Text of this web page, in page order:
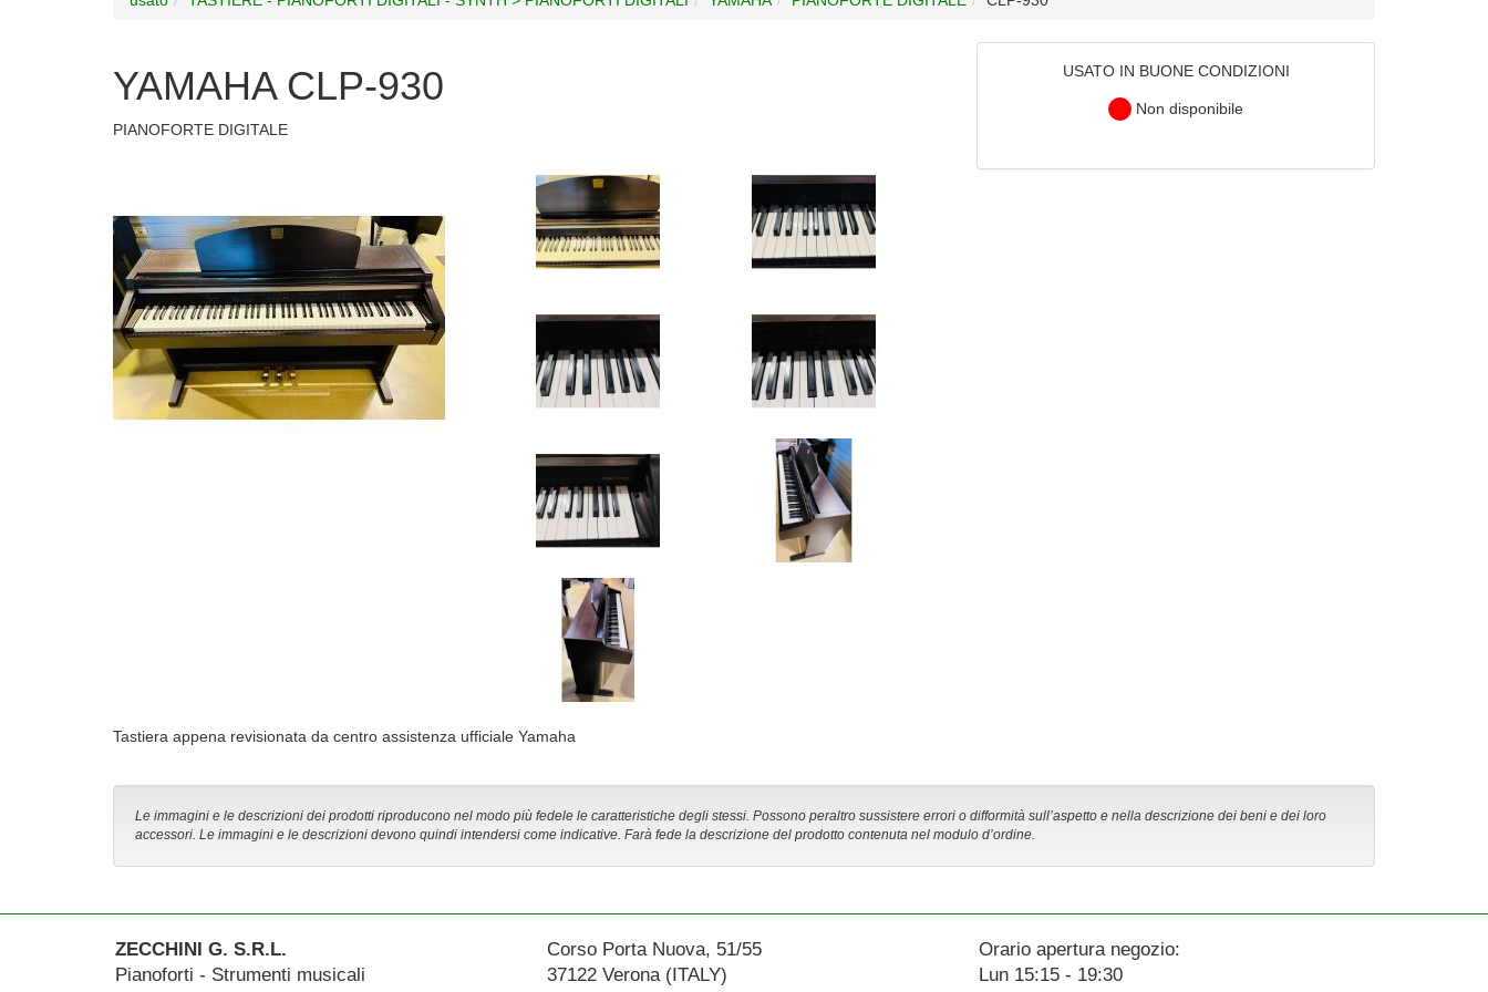
USATO IN BUONE CONDIZIONI
Non disponibile
YAMAHA CLP-930
PIANOFORTE DIGITALE
Tastiera appena revisionata da centro assistenza ufficiale Yamaha
Le immagini e le descrizioni dei prodotti riproducono nel modo più fedele le caratteristiche degli stessi. Possono peraltro sussistere errori o difformità sull’aspetto e nella descrizione dei beni e dei loro
accessori. Le immagini e le descrizioni devono quindi intendersi come indicative. Farà fede la descrizione del prodotto contenuta nel modulo d’ordine.
ZECCHINI G. S.R.L.
Pianoforti - Strumenti musicali
Corso Porta Nuova, 51/55
37122 Verona (ITALY)
Orario apertura negozio:
Lun 15:15 - 19:30